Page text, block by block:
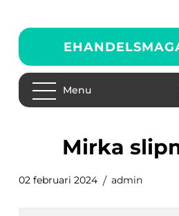
Menu
mirka
02 februari 2024 admin